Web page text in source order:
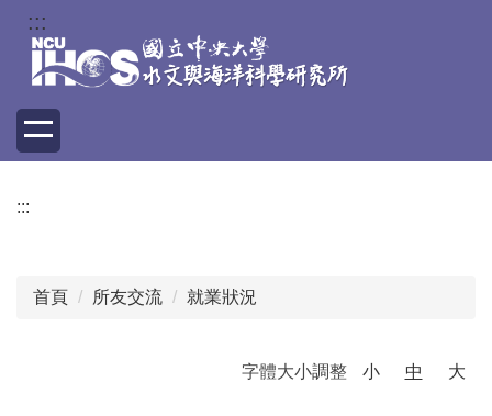
內
容
:::
:::
首頁 所友交流 就業狀況
字體大小調整 小 中 大